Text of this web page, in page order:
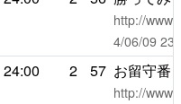
http://
4/06/09
24:00 2 57 お留守番
http://